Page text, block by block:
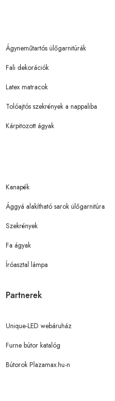
Ágyneműtartós ülőgarnitúrák
Fali dekorációk
Latex matracok
Tolóajtós szekrények a nappaliba
Kárpitozott ágyak
Kanapék
Ággyá alakítható sarok ülőgarnitúra
Szekrények
Fa ágyak
Íróasztal lámpa
Partnerek
Unique-LED webáruház
Furne bútor katalóg
Bútorok Plazamax.hu-n